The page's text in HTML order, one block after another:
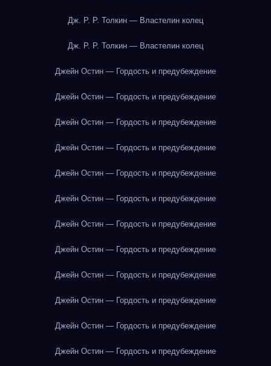
Дж. Р. Р. Толкин — Властелин колец
Дж. Р. Р. Толкин — Властелин колец
Джейн Остин — Гордость и предубеждение
Джейн Остин — Гордость и предубеждение
Джейн Остин — Гордость и предубеждение
Джейн Остин — Гордость и предубеждение
Джейн Остин — Гордость и предубеждение
Джейн Остин — Гордость и предубеждение
Джейн Остин — Гордость и предубеждение
Джейн Остин — Гордость и предубеждение
Джейн Остин — Гордость и предубеждение
Джейн Остин — Гордость и предубеждение
Джейн Остин — Гордость и предубеждение
Джейн Остин — Гордость и предубеждение